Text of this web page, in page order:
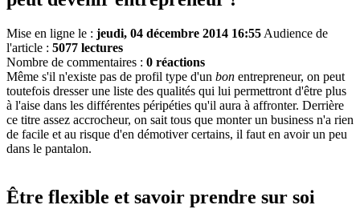
Mise en ligne le : jeudi, 04 décembre 2014 16:55 Audience de
l'article : 5077 lectures
Nombre de commentaires : 0 réactions
Même s'il n'existe pas de profil type d'un bon entrepreneur, on peut
toutefois dresser une liste des qualités qui lui permettront d'être plus
à l'aise dans les différentes péripéties qu'il aura à affronter. Derrière
ce titre assez accrocheur, on sait tous que monter un business n'a rien
de facile et au risque d'en démotiver certains, il faut en avoir un peu
dans le pantalon.
Être flexible et savoir prendre sur soi